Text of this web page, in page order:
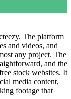
The platform
and videos, and
any project. The
and the
stock websites. It
media content,
footage that